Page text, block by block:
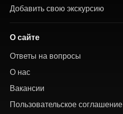
Добавить свою экскурсию
О сайте
Ответы на вопросы
О нас
Вакансии
Пользовательское соглашение